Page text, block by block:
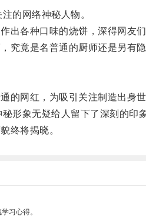
的网络神秘人物。
各种口味的烧饼，深得网友们
竟是名普通的厨师还是另有隐
网红，为吸引关注制造出身世
象无疑给人留下了深刻的印象
终将揭晓。
习心得。